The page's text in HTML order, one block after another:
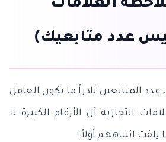
العلامات
عدد متابعيك)
عدد المتابعين نادراً ما يكون العامل
التجارية أن الأرقام الكبيرة لا
يلفت انتباههم أولاً: